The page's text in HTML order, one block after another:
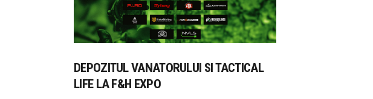
DEPOZITUL VANATORULUI SI TACTICAL
LIFE LA F&H EXPO